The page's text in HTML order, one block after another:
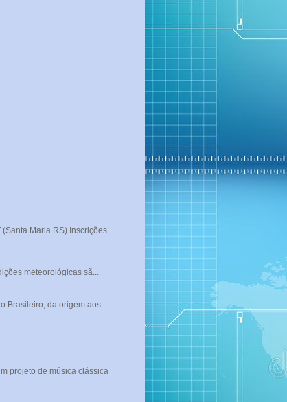
Maria RS) Inscrições
meteorológicas sã...
Brasileiro, da origem aos
projeto de música clássica